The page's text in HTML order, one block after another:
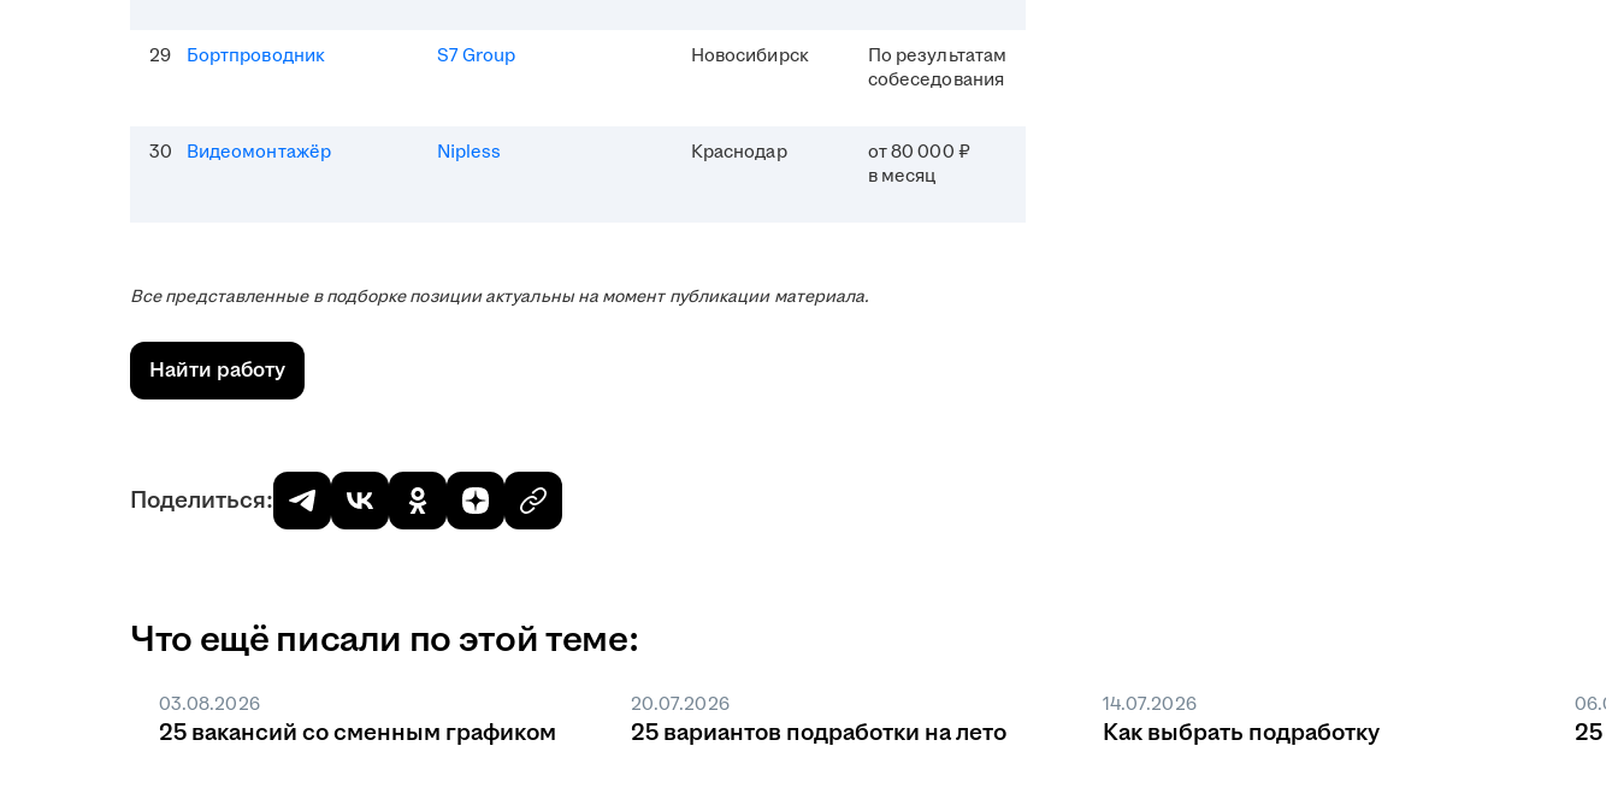
29 Бортпроводник S7 Group Новосибирск
По результатам
собеседования
30 Видеомонтажёр Nipless Краснодар
от 80 000 ₽
в месяц
Все представленные в подборке позиции актуальны на момент публикации материала.
Найти работу
Поделиться:
Что ещё писали по этой теме:
03.08.2026
25 вакансий со сменным графиком
20.07.2026
25 вариантов подработки на лето
14.07.2026
Как выбрать подработку 25